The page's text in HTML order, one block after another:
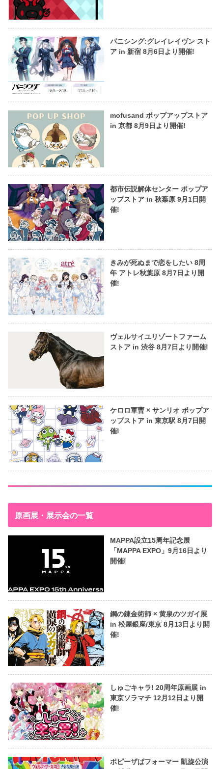
パニシング:グレイレイヴン スト
ア in 新宿 8月6日より開催!
mofusand ポップアップストア
in 京都 8月9日より開催!
都市伝説解体センター ポップア
ップストア in 秋葉原 9月1日開
催!
きみが死ぬまで恋をしたい 8周
年 アトレ秋葉原 8月7日より開
催!
ヴェルサイユリゾートファーム
ストア in 渋谷 8月7日より開催!
ケロロ軍曹 × サンリオ ポップア
ップストア in 東京駅 8月7日開
催!
原画展・展示会の一覧
MAPPA設立15周年記念展
「MAPPA EXPO」9月16日より
開催!
鋼の錬金術師 × 黄泉のツガイ展
in 松屋銀座/東京 8月13日より開
催!
しゅごキャラ! 20周年原画展 in
東京ソラマチ 12月12日より開
催!
ポピーザぱフォーマー 凱旋公演